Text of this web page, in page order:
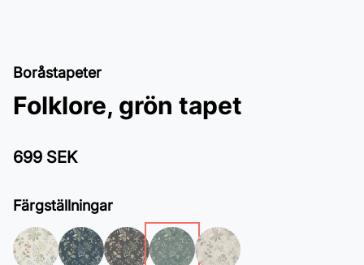
Boråstapeter
Folklore, grön tapet
699 SEK
Färgställningar